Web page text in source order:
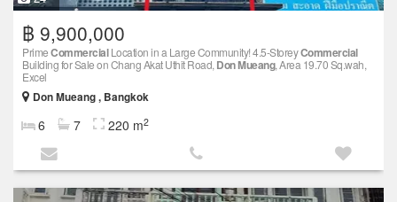
฿ 9,900,000
PrimeCommercialLocation in a Large Community! 4.5-StoreyCommercial
Building for Sale on Chang Akat Uthit Road, Don Mueang, Area 19.70 Sq.wah,
Excel
Don Mueang , Bangkok
6 7 220 m2